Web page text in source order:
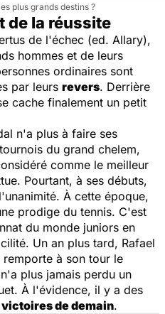
plus grands destins ?
de la réussite
de l'échec (ed. Allary),
hommes et de leurs
ordinaires sont
par leurs revers. Derrière
cache finalement un petit
n'a plus à faire ses
du grand chelem,
comme le meilleur
Pourtant, à ses débuts,
À cette époque,
prodige du tennis. C'est
du monde juniors en
Un an plus tard, Rafael
à son tour le
plus jamais perdu un
À l'évidence, il y a des
victoires de demain.